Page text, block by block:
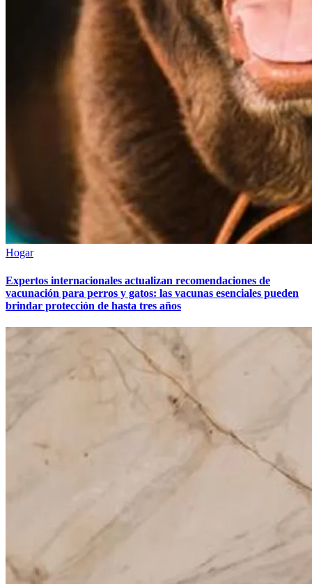
Hogar
Expertos internacionales actualizan recomendaciones de
vacunación para perros y gatos: las vacunas esenciales pueden
brindar protección de hasta tres años